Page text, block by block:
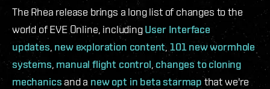
The Rhea release brings a long list of changes to the
world of EVE Online, includingUser Interface
updates, new exploration content, 101 new wormhole
systems, manual flight control,changes to cloning
mechanics and a new opt in beta starmap that we're